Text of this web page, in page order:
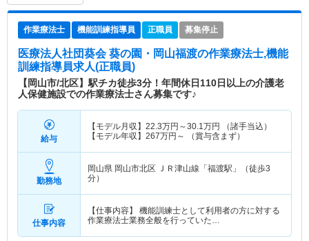
作業療法士 機能訓練指導員 正職員 募集停止
医療法人社団葵会 葵の園・岡山福渡の作業療法士,機能
訓練指導員求人(正職員)
【岡山市/北区】駅チカ徒歩3分！年間休日110日以上の介護老
人保健施設での作業療法士さん募集です♪
給与
【モデル月収】 22.3万円～30.1万円
（諸手当込）
【モデル年収】 267万円～ （賞与含まず）
勤務地
岡山県 岡山市北区 ＪＲ津山線「福渡駅」（徒歩3
分）
仕事内容
【仕事内容】 機能訓練士として利用者の方に対する
作業療法士業務全般を行っていた…